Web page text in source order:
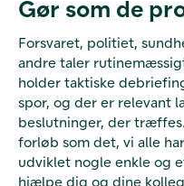
Gør som de
Forsvaret, politiet,
andre taler
holder taktiske
spor, og der er relevant
beslutninger, der
forløb som det, vi alle
udviklet nogle enkle og
hjælpe dig og dine